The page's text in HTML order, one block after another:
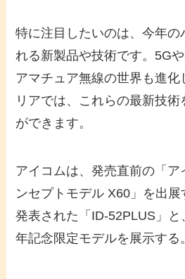
特に注目したいのは、今年の
れる新製品や技術です。5Gや
アマチュア無線の世界も進化
リアでは、これらの最新技術
ができます。
アイコムは、発売直前の「ア
ンセプトモデル X60」を出
発表された「ID-52PLUS」と
年記念限定モデルを展示する